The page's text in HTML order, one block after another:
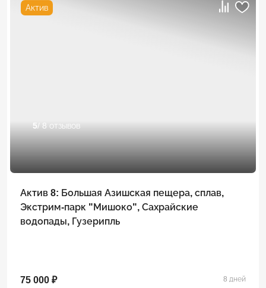
Актив
5/ 8 отзывов
Актив 8: Большая Азишская пещера, сплав,
Экстрим-парк "Мишоко", Сахрайские
водопады, Гузерипль
75 000 ₽ 8 дней